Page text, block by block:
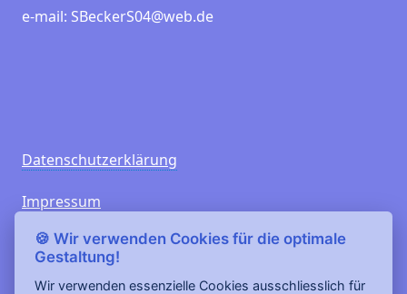
e-mail: SBeckerS04@web.de
Datenschutzerklärung
Impressum
Besucherzähler ab 02/2012
Gesamt:
Heute:
🍪 Wir verwenden Cookies für die optimale
Gestaltung!
Wir verwenden essenzielle Cookies ausschliesslich für